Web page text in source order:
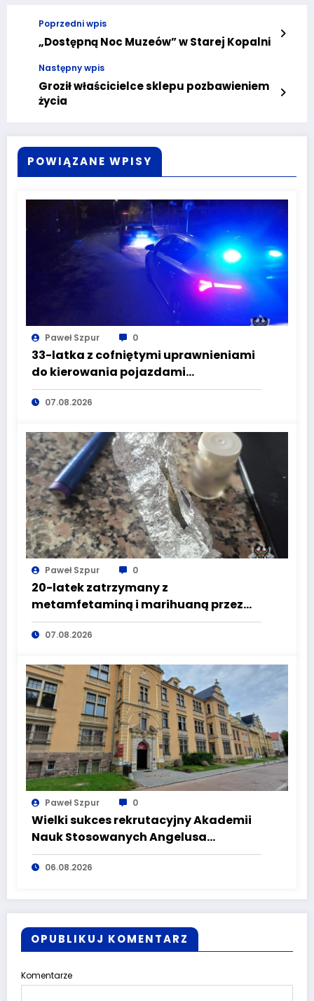
Poprzedni wpis
„Dostępną Noc Muzeów” w Starej Kopalni
Następny wpis
Groził właścicielce sklepu pozbawieniem
życia
POWIĄZANE WPISY
Paweł Szpur 0
33-latka z cofniętymi uprawnieniami
do kierowania pojazdami
wyeliminowana z lokalnych dróg
07.08.2026
Paweł Szpur 0
20-latek zatrzymany z
metamfetaminą i marihuaną przez
głuszyckich policjantów
07.08.2026
Paweł Szpur 0
Wielki sukces rekrutacyjny Akademii
Nauk Stosowanych Angelusa
Silesiusa! Uczelnia bije rekordy, ale Ty
wciąż masz szansę – weź udział w II
06.08.2026
OPUBLIKUJ KOMENTARZ
Komentarze